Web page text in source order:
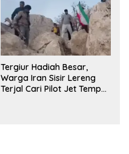
Tergiur Hadiah Besar,
Warga Iran Sisir Lereng
Terjal Cari Pilot Jet Tempur